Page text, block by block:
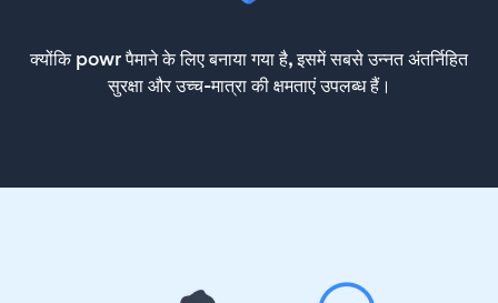
क्योंकि powr पैमाने के लिए बनाया गया है, इसमें सबसे उन्नत अंतर्निहित
सुरक्षा और उच्च-मात्रा की क्षमताएं उपलब्ध हैं।